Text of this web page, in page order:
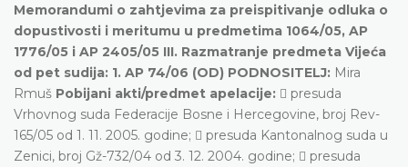
Memorandumi o zahtjevima za preispitivanje odluka o
dopustivosti i meritumu u predmetima 1064/05, AP
1776/05 i AP 2405/05 III. Razmatranje predmeta Vijeća
od pet sudija: 1. AP 74/06 (OD) PODNOSITELJ: Mira
Rmuš Pobijani akti/predmet apelacije:  presuda
Vrhovnog suda Federacije Bosne i Hercegovine, broj Rev-
165/05 od 1. 11. 2005. godine;  presuda Kantonalnog suda u
Zenici, broj Gž-732/04 od 3. 12. 2004. godine;  presuda